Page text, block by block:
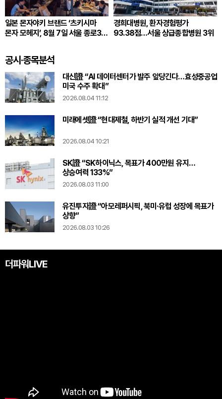
일본 몬자야키 브랜드 ‘츠키시마
몬자 모헤지’, 8월 7일 서울 종로3가
경희대병원, 환자경험평가
93.38점…서울 상급종합병원 3위
공시·종목분석
대신證 “AI 데이터센터가 발주 앞당긴다…효성중공업
미국 수주 확대”
2026.08.04 11:12
미래에셋證 “현대제철, 하반기 실적 개선 기대”
2026.08.04 10:21
SK證 “SK하이닉스, 목표가 400만원 유지…
상승여력 133%”
2026.08.03 11:00
유진투자證 “아모레퍼시픽, 북미·유럽 성장에 목표가
상향”
2026.08.03 10:26
더파워LIVE